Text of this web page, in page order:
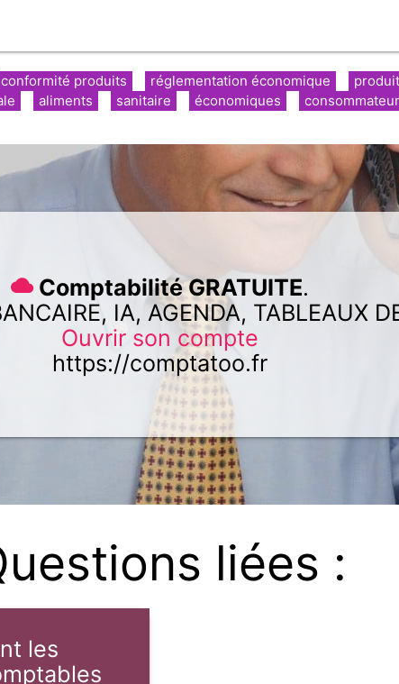
réglementation économique
conformité produits
économiques
sanitaire
aliments
Comptabilité GRATUITE.
IA, AGENDA, TABLEAUX
Ouvrir son compte
https://comptatoo.fr
liées :
les